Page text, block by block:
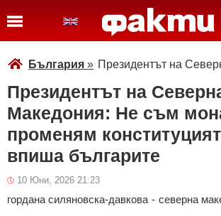
България » Президентът на
Президентът на
Македония: Не съм
променям
впиша българите
10 Юни, 2026 21:23
гордана силяновска-давкова - северна